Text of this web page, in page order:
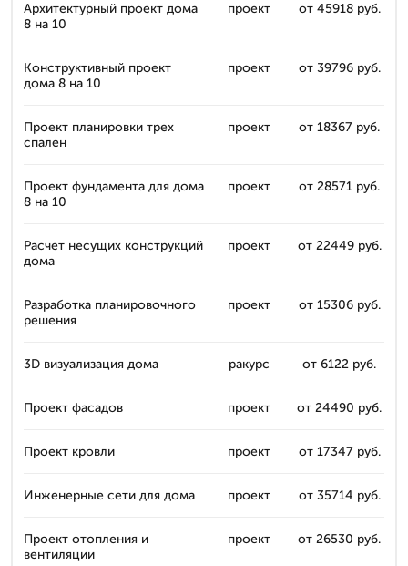
Архитектурный проект дома
8 на 10
проект от 45918 руб.
Конструктивный проект
дома 8 на 10
проект от 39796 руб.
Проект планировки трех
спален
проект от 18367 руб.
Проект фундамента для дома
8 на 10
проект от 28571 руб.
Расчет несущих конструкций
дома
проект от 22449 руб.
Разработка планировочного
решения
проект от 15306 руб.
3D визуализация дома ракурс от 6122 руб.
Проект фасадов проект от 24490 руб.
Проект кровли проект от 17347 руб.
Инженерные сети для дома проект от 35714 руб.
Проект отопления и
вентиляции
проект от 26530 руб.